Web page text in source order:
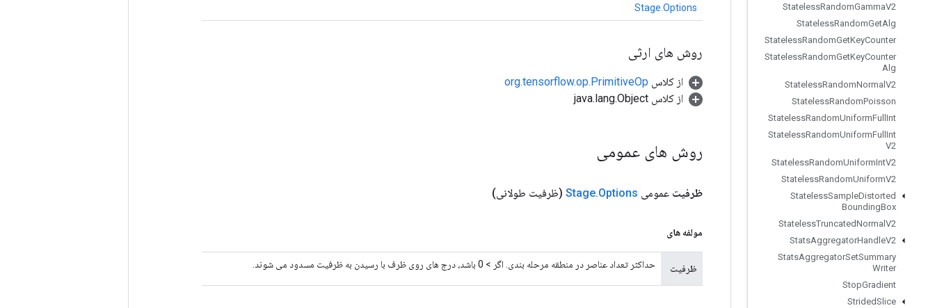
StatelessRandomGammaV2
StatelessRandomGetAlg
StatelessRandomGetKeyCounter
StatelessRandomGetKeyCounter
Alg
StatelessRandomNormal V2
StatelessRandomPoisson
StatelessRandomUniformFull Int
StatelessRandomUniformFull Int
V2
StatelessRandomUniformIntV2
StatelessRandomUniformV2
StatelessSampleDistorted
BoundingBox
StatelessTruncatedNormal V2
StatsAggregatorHandleV2
StatsAggregatorSetSummary
Writer
StopGradient
StridedSlice
Stage.Options
روش های ارثی
از کلاس org.tensorflow.op.PrimitiveOp
از کلاس java.lang.Object
روش های عمومی
ظرفیت عمومی Stage.Options (ظرفیت طولانی)
مولفه های
ظرفیت حداکثر تعداد عناصر در منطقه مرحله بندی. اگر > 0 باشد، درج های روی ظرف با رسیدن به ظرفیت مسدود می شوند.